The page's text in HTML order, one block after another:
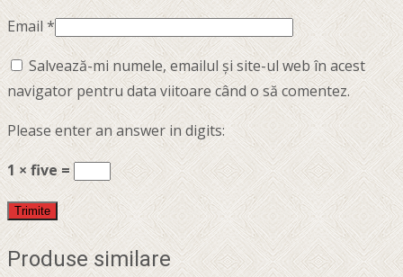
Email*
Salvează-mi numele, emailul și site-ul web în acest
navigator pentru data viitoare când o să comentez.
Please enter an answer in digits:
1 × five =
Produse similare